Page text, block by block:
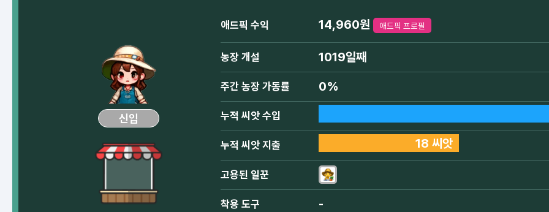
신입
애드픽 수익 14,960원 애드픽 프로필
농장 개설 1019일째
주간 농장 가동률 0%
누적 씨앗 수입
누적 씨앗 지출 18 씨앗
고용된 일꾼
착용 도구 -